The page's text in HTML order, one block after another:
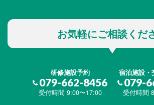
お気軽にご相談くだ
研修施設予約
079-662-8456
受付時間 9:00〜17:00
宿泊施設・
079-
受付時間